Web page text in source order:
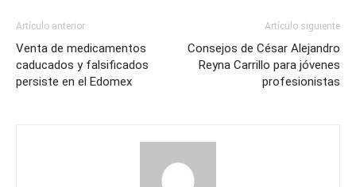
Artículo anterior
Venta de medicamentos
caducados y falsificados
persiste en el Edomex
Artículo siguiente
Consejos de César Alejandro
Reyna Carrillo para jóvenes
profesionistas